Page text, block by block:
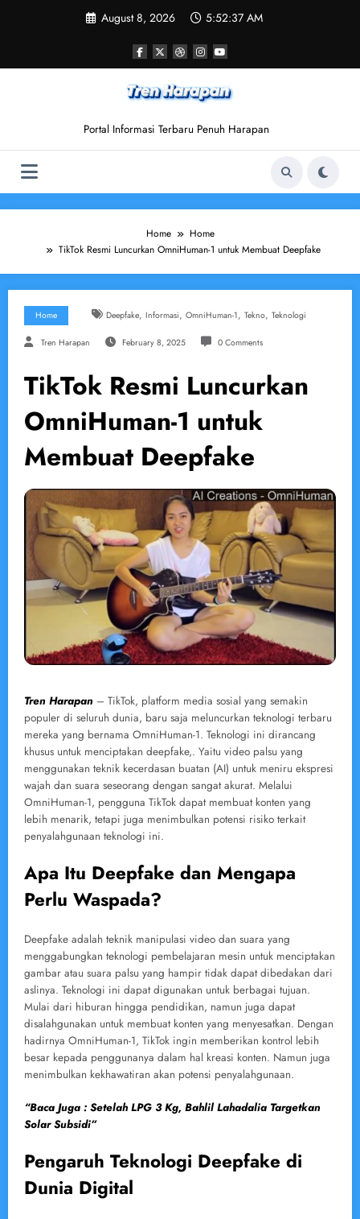
August 8, 2026 5:52:38 AM
Portal Informasi Terbaru Penuh Harapan
Home
Home
TikTok Resmi Luncurkan OmniHuman-1 untuk Membuat Deepfake
Home Deepfake, Informasi, OmniHuman-1, Tekno, Teknologi
Tren Harapan February 8, 2025 0 Comments
TikTok Resmi Luncurkan
OmniHuman-1 untuk
Membuat Deepfake
Tren Harapan – TikTok, platform media sosial yang semakin
populer di seluruh dunia, baru saja meluncurkan teknologi terbaru
mereka yang bernama OmniHuman-1. Teknologi ini dirancang
khusus untuk menciptakan deepfake,. Yaitu video palsu yang
menggunakan teknik kecerdasan buatan (AI) untuk meniru ekspresi
wajah dan suara seseorang dengan sangat akurat. Melalui
OmniHuman-1, pengguna TikTok dapat membuat konten yang
lebih menarik, tetapi juga menimbulkan potensi risiko terkait
penyalahgunaan teknologi ini.
Apa Itu Deepfake dan Mengapa
Perlu Waspada?
Deepfake adalah teknik manipulasi video dan suara yang
menggabungkan teknologi pembelajaran mesin untuk menciptakan
gambar atau suara palsu yang hampir tidak dapat dibedakan dari
aslinya. Teknologi ini dapat digunakan untuk berbagai tujuan.
Mulai dari hiburan hingga pendidikan, namun juga dapat
disalahgunakan untuk membuat konten yang menyesatkan. Dengan
hadirnya OmniHuman-1, TikTok ingin memberikan kontrol lebih
besar kepada penggunanya dalam hal kreasi konten. Namun juga
menimbulkan kekhawatiran akan potensi penyalahgunaan.
“Baca Juga : Setelah LPG 3 Kg, Bahlil Lahadalia Targetkan
Solar Subsidi”
Pengaruh Teknologi Deepfake di
Dunia Digital